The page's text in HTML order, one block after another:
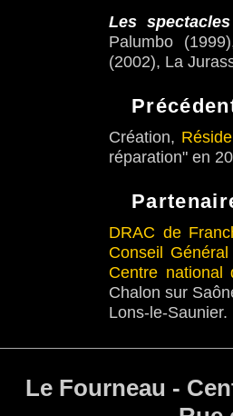
Les
Palumbo
(2002), La
Création,
réparation" en
DRAC de
Conseil
Centre
Chalon sur
Lons-le-Saunier.
Le Fourneau -